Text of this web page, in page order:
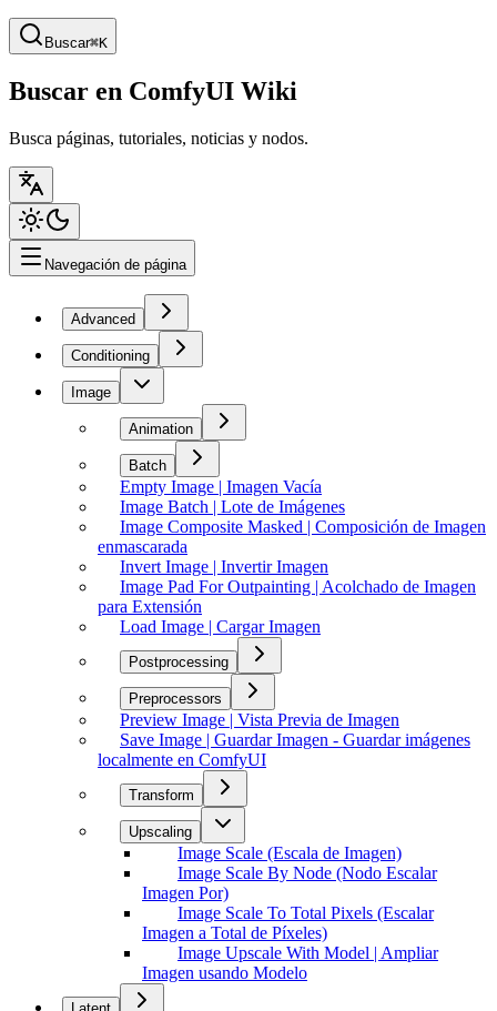
Buscar⌘K
Buscar en ComfyUI Wiki
Busca páginas, tutoriales, noticias y nodos.
Navegación de página
Advanced
Conditioning
Image
Animation
Batch
Empty Image | Imagen Vacía
Image Batch | Lote de Imágenes
Image Composite Masked | Composición de Imagen
enmascarada
Invert Image | Invertir Imagen
Image Pad For Outpainting | Acolchado de Imagen
para Extensión
Load Image | Cargar Imagen
Postprocessing
Preprocessors
Preview Image | Vista Previa de Imagen
Save Image | Guardar Imagen - Guardar imágenes
localmente en ComfyUI
Transform
Upscaling
Image Scale (Escala de Imagen)
Image Scale By Node (Nodo Escalar
Imagen Por)
Image Scale To Total Pixels (Escalar
Imagen a Total de Píxeles)
Image Upscale With Model | Ampliar
Imagen usando Modelo